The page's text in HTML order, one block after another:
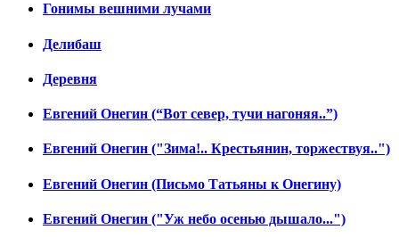
Гонимы вешними лучами
Делибаш
Деревня
Евгений Онегин (“Вот север, тучи нагоняя..”)
Евгений Онегин ("Зима!.. Крестьянин, торжествуя..")
Евгений Онегин (Письмо Татьяны к Онегину)
Евгений Онегин ("Уж небо осенью дышало...")